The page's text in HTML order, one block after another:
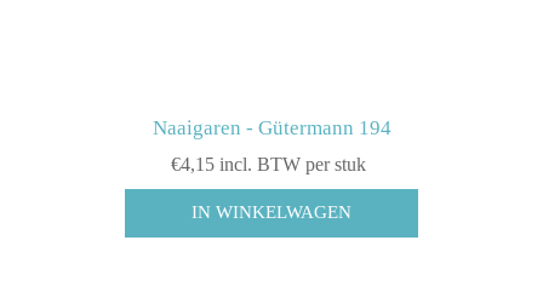
Naaigaren - Gütermann 194
€4,15 incl. BTW per stuk